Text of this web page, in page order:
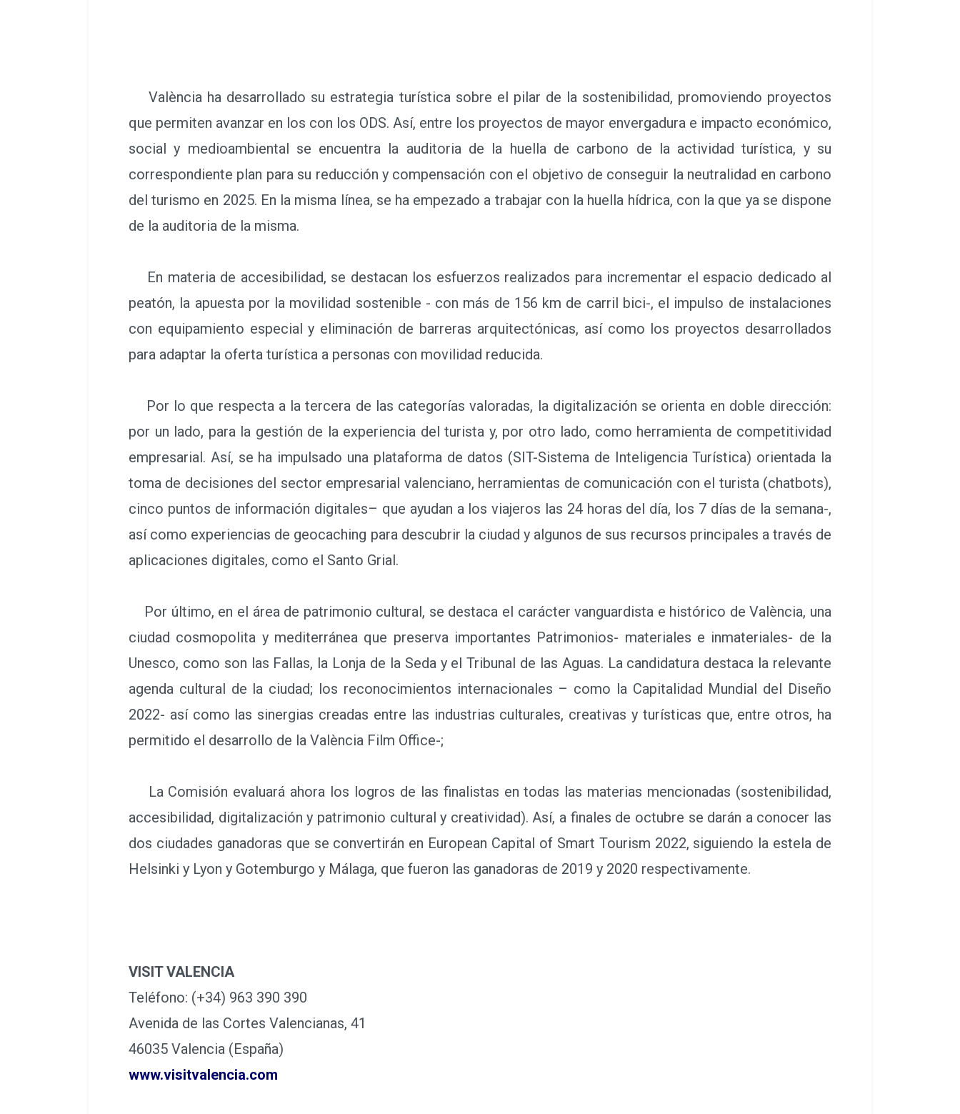
València ha desarrollado su estrategia turística sobre el pilar de la sostenibilidad, promoviendo proyectos
que permiten avanzar en los con los ODS. Así, entre los proyectos de mayor envergadura e impacto económico,
social y medioambiental se encuentra la auditoria de la huella de carbono de la actividad turística, y su
correspondiente plan para su reducción y compensación con el objetivo de conseguir la neutralidad en carbono
del turismo en 2025. En la misma línea, se ha empezado a trabajar con la huella hídrica, con la que ya se dispone
de la auditoria de la misma.
En materia de accesibilidad, se destacan los esfuerzos realizados para incrementar el espacio dedicado al
peatón, la apuesta por la movilidad sostenible - con más de 156 km de carril bici-, el impulso de instalaciones
con equipamiento especial y eliminación de barreras arquitectónicas, así como los proyectos desarrollados
para adaptar la oferta turística a personas con movilidad reducida.
Por lo que respecta a la tercera de las categorías valoradas, la digitalización se orienta en doble dirección:
por un lado, para la gestión de la experiencia del turista y, por otro lado, como herramienta de competitividad
empresarial. Así, se ha impulsado una plataforma de datos (SIT-Sistema de Inteligencia Turística) orientada la
toma de decisiones del sector empresarial valenciano, herramientas de comunicación con el turista (chatbots),
cinco puntos de información digitales– que ayudan a los viajeros las 24 horas del día, los 7 días de la semana-,
así como experiencias de geocaching para descubrir la ciudad y algunos de sus recursos principales a través de
aplicaciones digitales, como el Santo Grial.
Por último, en el área de patrimonio cultural, se destaca el carácter vanguardista e histórico de València, una
ciudad cosmopolita y mediterránea que preserva importantes Patrimonios- materiales e inmateriales- de la
Unesco, como son las Fallas, la Lonja de la Seda y el Tribunal de las Aguas. La candidatura destaca la relevante
agenda cultural de la ciudad; los reconocimientos internacionales – como la Capitalidad Mundial del Diseño
2022- así como las sinergias creadas entre las industrias culturales, creativas y turísticas que, entre otros, ha
permitido el desarrollo de la València Film Office-;
La Comisión evaluará ahora los logros de las finalistas en todas las materias mencionadas (sostenibilidad,
accesibilidad, digitalización y patrimonio cultural y creatividad). Así, a finales de octubre se darán a conocer las
dos ciudades ganadoras que se convertirán en European Capital of Smart Tourism 2022, siguiendo la estela de
Helsinki y Lyon y Gotemburgo y Málaga, que fueron las ganadoras de 2019 y 2020 respectivamente.
VISIT VALENCIA
Teléfono: (+34) 963 390 390
Avenida de las Cortes Valencianas, 41
46035 Valencia (España)
www.visitvalencia.com